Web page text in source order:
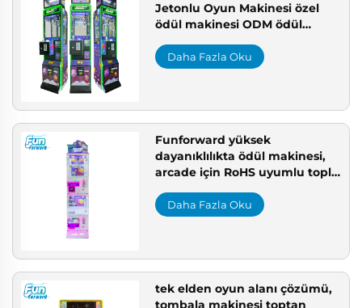
Jetonlu Oyun Makinesi özel
ödül makinesi ODM ödül
Daha Fazla Oku
Funforward yüksek
dayanıklılıkta ödül makinesi,
arcade için RoHS uyumlu toplu
makinesi üreticisi
Daha Fazla Oku
tek elden oyun alanı çözümü,
tombala makinesi toptan